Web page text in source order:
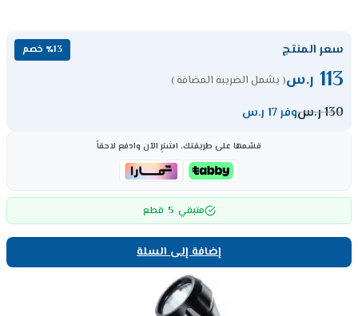
سعر المنتج ٪13 خصم
113 ر.س( يشمل الضريبة المضافة )
130ر.سوفر 17 ر.س
قسّمها على طريقتك، اشترِ الآن وادفع لاحقاً
متبقي 5 قطع
إضافة إلى السلة